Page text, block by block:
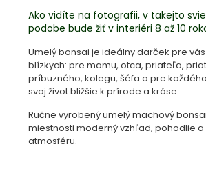
Ako vidíte na fotografii, v takejto
podobe bude žiť v interiéri 8 až 10
Umelý bonsai je ideálny darček pre
blízkych: pre mamu, otca, priateľa,
príbuzného, kolegu, šéfa a pre
svoj život bližšie k prírode a kráse.
Ručne vyrobený umelý machový
miestnosti moderný vzhľad, pohodlie a
atmosféru.